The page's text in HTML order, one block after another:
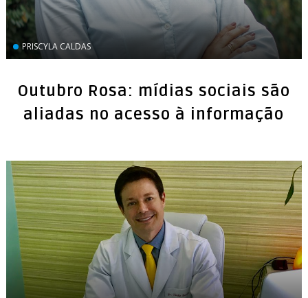
PRISCYLA CALDAS
Outubro Rosa: mídias sociais são
aliadas no acesso à informação